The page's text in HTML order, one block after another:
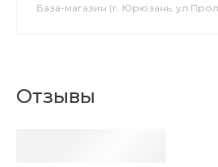
База-магазин (г. Юрюзань,
Отзывы